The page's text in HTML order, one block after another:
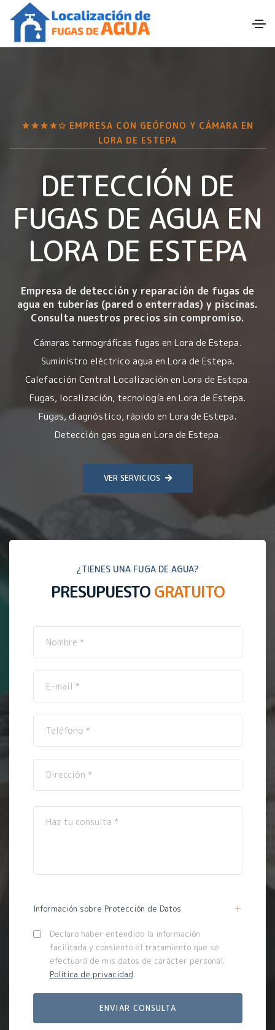
★★★★✩ EMPRESA CON GEÓFONO Y CÁMARA EN
LORA DE ESTEPA
DETECCIÓN DE
FUGAS DE AGUA EN
LORA DE ESTEPA
Empresa de detección y reparación de fugas de
agua en tuberías (pared o enterradas) y piscinas.
Consulta nuestros precios sin compromiso.
Cámaras termográficas fugas en Lora de Estepa.
Suministro eléctrico agua en Lora de Estepa.
Calefacción Central Localización en Lora de Estepa.
Fugas, localización, tecnología en Lora de Estepa.
Fugas, diagnóstico, rápido en Lora de Estepa.
Detección gas agua en Lora de Estepa.
VER SERVICIOS
¿TIENES UNA FUGA DE AGUA?
PRESUPUESTO GRATUITO
Información sobre Protección de Datos
Declaro haber entendido la información
facilitada y consiento el tratamiento que se
efectuará de mis datos de carácter personal.
Política de privacidad.